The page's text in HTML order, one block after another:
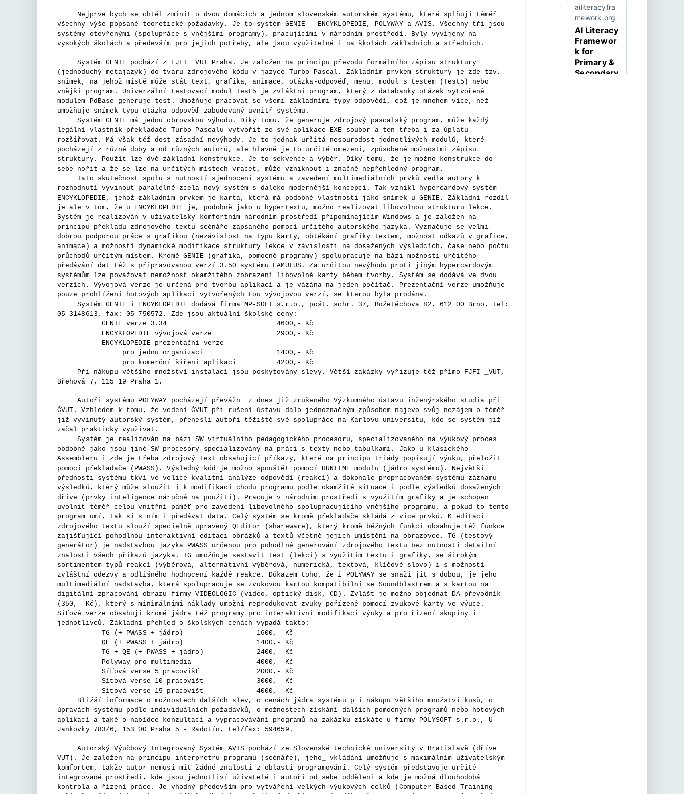
Nejprve bych se chtěl zmínit o dvou domácích a jednom slovenském autorském systému, které splňují téměř
všechny výše popsané teoretické požadavky. Je to systém GENIE - ENCYKLOPEDIE, POLYWAY a AVIS. Všechny tři jsou
systémy otevřenými (spolupráce s vnějšími programy), pracujícími v národním prostředí. Byly vyvíjeny na
vysokých školách a především pro jejich potřeby, ale jsou využitelné i na školách základních a středních.
Systém GENIE pochází z FJFI _VUT Praha. Je založen na principu převodu formálního zápisu struktury
(jednoduchý metajazyk) do tvaru zdrojového kódu v jazyce Turbo Pascal. Základním prvkem struktury je zde tzv.
snímek, na jehož místě může stát text, grafika, animace, otázka-odpověď, menu, modul s testem (Test5) nebo
vnější program. Univerzální testovací modul Test5 je zvláštní program, který z databanky otázek vytvořené
modulem PdBase generuje test. Umožňuje pracovat se všemi základními typy odpovědí, což je mnohem více, než
umožňuje snímek typu otázka-odpověď zabudovaný uvnitř systému.
Systém GENIE má jednu obrovskou výhodu. Díky tomu, že generuje zdrojový pascalský program, může každý
legální vlastník překladače Turbo Pascalu vytvořit ze své aplikace EXE soubor a ten třeba i za úplatu
rozšiřovat. Má však též dost zásadní nevýhody. Je to jednak určitá nesourodost jednotlivých modulů, které
pocházejí z různé doby a od různých autorů, ale hlavně je to určité omezení, způsobené možnostmi zápisu
struktury. Použít lze dvě základní konstrukce. Je to sekvence a výběr. Díky tomu, že je možno konstrukce do
sebe nořit a že se lze na určitých místech vracet, může vzniknout i značně nepřehledný program.
Tato skutečnost spolu s nutností sjednocení systému a zavedení multimediálních prvků vedla autory k
rozhodnutí vyvinout paralelně zcela nový systém s daleko modernější koncepcí. Tak vznikl hypercardový systém
ENCYKLOPEDIE, jehož základním prvkem je karta, která má podobné vlastnosti jako snímek u GENIE. Základní rozdíl
je ale v tom, že u ENCYKLOPEDIE je, podobně jako u hypertextu, možno realizovat libovolnou strukturu lekce.
Systém je realizován v uživatelsky komfortním národním prostředí připomínajícím Windows a je založen na
principu překladu zdrojového textu scénáře zapsaného pomocí určitého autorského jazyka. Vyznačuje se velmi
dobrou podporou práce s grafikou (nezávislost na typu karty, obtékání grafiky textem, možnost odkazů v grafice,
animace) a možností dynamické modifikace struktury lekce v závislosti na dosažených výsledcích, čase nebo počtu
průchodů určitým místem. Kromě GENIE (grafika, pomocné programy) spolupracuje na bázi možnosti určitého
předávání dat též s připravovanou verzí 3.50 systému FAMULUS. Za určitou nevýhodu proti jiným hypercardovým
systémům lze považovat nemožnost okamžitého zobrazení libovolné karty během tvorby. Systém se dodává ve dvou
verzích. Vývojová verze je určená pro tvorbu aplikací a je vázána na jeden počítač. Prezentační verze umožňuje
pouze prohlížení hotových aplikací vytvořených tou vývojovou verzí, se kterou byla prodána.
Systém GENIE i ENCYKLOPEDIE dodává firma MP-SOFT s.r.o., pošt. schr. 37, Božetěchova 82, 612 00 Brno, tel:
05-3148613, fax: 05-750572. Zde jsou aktuální školské ceny:
GENIE verze 3.34 4600,- Kč
ENCYKLOPEDIE vývojová verze 2900,- Kč
ENCYKLOPEDIE prezentační verze
pro jednu organizaci 1400,- Kč
pro komerční šíření aplikací 4200,- Kč
Při nákupu většího množství instalací jsou poskytovány slevy. Větší zakázky vyřizuje též přímo FJFI _VUT,
Břehová 7, 115 19 Praha 1.
Autoři systému POLYWAY pocházejí převážn_ z dnes již zrušeného Výzkumného ústavu inženýrského studia při
ČVUT. Vzhledem k tomu, že vedení ČVUT při rušení ústavu dalo jednoznačným způsobem najevo svůj nezájem o téměř
již vyvinutý autorský systém, přenesli autoři těžiště své spolupráce na Karlovu universitu, kde se systém již
začal prakticky využívat.
Systém je realizován na bázi SW virtuálního pedagogického procesoru, specializovaného na výukový proces
obdobně jako jsou jiné SW procesory specializovány na práci s texty nebo tabulkami. Jako u klasického
Assembleru i zde je třeba zdrojový text obsahující příkazy, které na principu triády popisují výuku, přeložit
pomocí překladače (PWASS). Výsledný kód je možno spouštět pomocí RUNTIME modulu (jádro systému). Největší
přednosti systému tkví ve velice kvalitní analýze odpovědí (reakcí) a dokonale propracovaném systému záznamu
výsledků, který může sloužit i k modifikaci chodu programu podle okamžité situace i podle výsledků dosažených
dříve (prvky inteligence náročné na použití). Pracuje v národním prostředí s využitím grafiky a je schopen
uvolnit téměř celou vnitřní paměť pro zavedení libovolného spolupracujícího vnějšího programu, a pokud to tento
program umí, tak si s ním i předávat data. Celý systém se kromě překladače skládá z více prvků. K editaci
zdrojového textu slouží specielně upravený QEditor (shareware), který kromě běžných funkcí obsahuje též funkce
zajišťující pohodlnou interaktivní editaci obrázků a textů včetně jejich umístění na obrazovce. TG (testový
generátor) je nadstavbou jazyka PWASS určenou pro pohodlné generování zdrojového textu bez nutnosti detailní
znalosti všech příkazů jazyka. TG umožňuje sestavit test (lekci) s využitím textu i grafiky, se širokým
sortimentem typů reakcí (výběrová, alternativní výběrová, numerická, textová, klíčové slovo) i s možností
zvláštní odezvy a odlišného hodnocení každé reakce. Důkazem toho, že i POLYWAY se snaží jít s dobou, je jeho
multimediální nadstavba, která spolupracuje se zvukovou kartou kompatibilní se Soundblastrem a s kartou na
digitální zpracování obrazu firmy VIDEOLOGIC (video, optický disk, CD). Zvlášť je možno objednat DA převodník
(350,- Kč), který s minimálními náklady umožní reprodukovat zvuky pořízené pomocí zvukové karty ve výuce.
Síťové verze obsahují kromě jádra též programy pro interaktivní modifikaci výuky a pro řízení skupiny i
jednotlivců. Základní přehled o školských cenách vypadá takto:
TG (+ PWASS + jádro) 1600,- Kč
QE (+ PWASS + jádro) 1400,- Kč
TG + QE (+ PWASS + jádro) 2400,- Kč
Polyway pro multimedia 4000,- Kč
Síťová verse 5 pracovišť 2000,- Kč
Síťová verse 10 pracovišť 3000,- Kč
Síťová verse 15 pracovišť 4000,- Kč
Bližší informace o možnostech dalších slev, o cenách jádra systému p_i nákupu většího množství kusů, o
úpravách systému podle individuálních požadavků, o možnostech získání dalších pomocných programů nebo hotových
aplikací a také o nabídce konzultací a vypracovávání programů na zakázku získáte u firmy POLYSOFT s.r.o., U
Jankovky 783/6, 153 00 Praha 5 - Radotín, tel/fax: 594659.
Autorský Výučbový Integrovaný Systém AVIS pochází ze Slovenské technické university v Bratislavě (dříve
VUT). Je založen na principu interpretru programu (scénáře), jeho_ vkládání umožňuje s maximálním uživatelským
komfortem, takže autor nemusí mít žádné znalosti z oblasti programování. Celý systém představuje určité
integrované prostředí, kde jsou jednotliví uživatelé i autoři od sebe odděleni a kde je možná dlouhodobá
kontrola a řízení práce. Je vhodný především pro vytváření velkých výukových celků (Computer Based Training -
ailiteracyfra
mework.org
AI Literacy
Framewor
k for
Primary &
Secondary